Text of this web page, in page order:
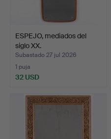
ESPEJO, mediados del
siglo XX.
Subastado 27 jul 2026
1 puja
32 USD